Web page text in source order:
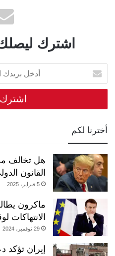
اشترك ليصلك
أدخل
بريدك
الالكتروني
أخترنا لكم
هل تخالف
القانون
5 فبراير، 2025
ماكرون
الانتهاكات
29 نوفمبر، 2024
إيران تؤكد